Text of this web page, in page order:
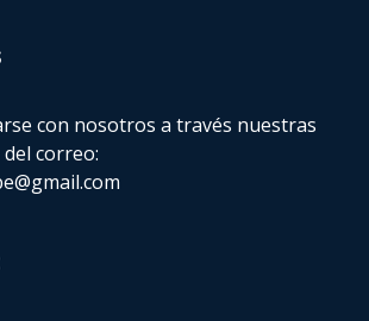
con nosotros a través nuestras
correo: